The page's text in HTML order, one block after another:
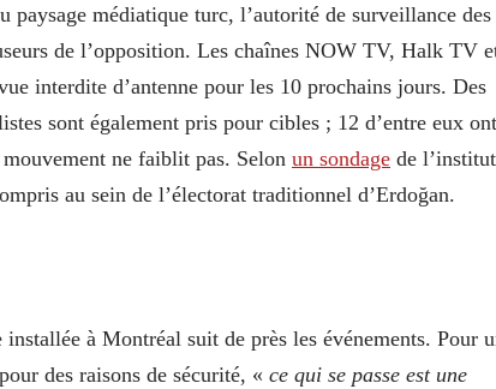
médiatique turc, l’autorité de surveillance des
de l’opposition. Les chaînes NOW TV, Halk TV
interdite d’antenne pour les 10 prochains jours. Des
sont également pris pour cibles ; 12 d’entre eux ont
ne faiblit pas. Selon un sondage de l’institut
au sein de l’électorat traditionnel d’Erdoğan.
à Montréal suit de près les événements. Pour
des raisons de sécurité, « ce qui se passe est une